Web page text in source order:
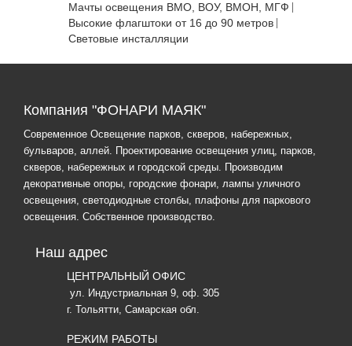
Мачты освещения ВМО, ВОУ, ВМОН, МГФ
Высокие флагштоки от 16 до 90 метров
Световые инсталляции
Компания "ФОНАРИ МАЯК"
Современное Освещение парков, скверов, набережных,
бульваров, аллей. Проектирование освещения улиц, парков,
скверов, набережных и городской среды. Производим
декоративные опоры, городские фонари, лампы уличного
освещения, светодиодные столбы, плафоны для паркового
освещения. Собственное производство.
Наш адрес
ЦЕНТРАЛЬНЫЙ ОФИС
ул. Индустриальная 9, оф. 305
г. Тольятти, Самарская обл.
РЕЖИМ РАБОТЫ